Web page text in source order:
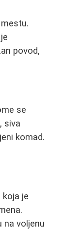
povod,
se
siva
komad.
koja je
na voljenu